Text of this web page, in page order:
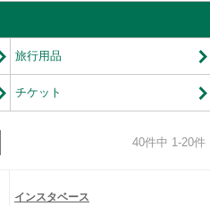
旅行用品
チケット
40件中 1-20件
インスタベース